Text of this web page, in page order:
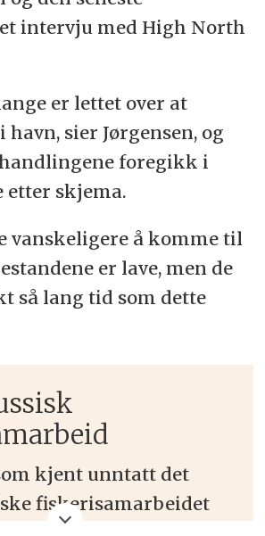
intervju med High North
er lettet over at
havn, sier Jørgensen, og
foregikk i
etter skjema.
vanskeligere å komme til
er lave, men de
så lang tid som dette
kjent unntatt det
fiskerisamarbeidet